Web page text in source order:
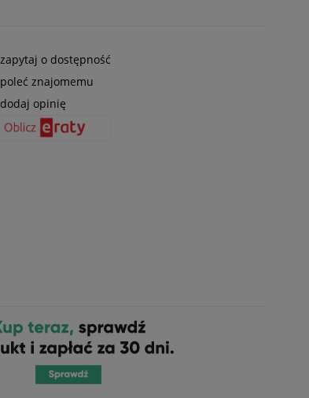
zapytaj o dostępność
poleć znajomemu
dodaj opinię